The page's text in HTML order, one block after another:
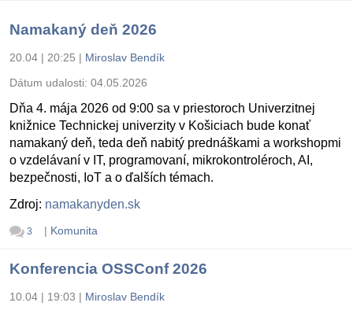
Namakaný deň 2026
20.04 | 20:25 | Miroslav Bendík
Dátum udalosti: 04.05.2026
Dňa 4. mája 2026 od 9:00 sa v priestoroch Univerzitnej
knižnice Technickej univerzity v Košiciach bude konať
namakaný deň, teda deň nabitý prednáškami a workshopmi
o vzdelávaní v IT, programovaní, mikrokontroléroch, AI,
bezpečnosti, IoT a o ďalších témach.
Zdroj: namakanyden.sk
3 | Komunita
Konferencia OSSConf 2026
10.04 | 19:03 | Miroslav Bendík